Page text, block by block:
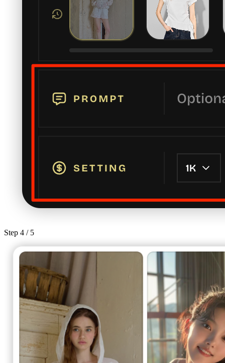
Step 4 / 5